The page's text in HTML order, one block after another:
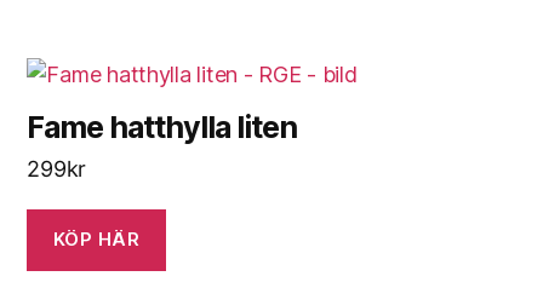
Fame hatthylla liten
299kr
KÖP HÄR